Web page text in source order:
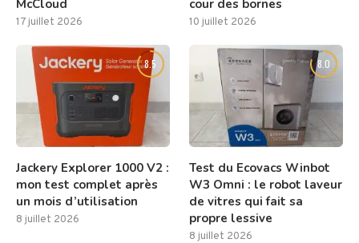
McCloud
17 juillet 2026
cour des bornes
10 juillet 2026
8.5
Jackery Explorer 1000 V2 :
mon test complet après
un mois d’utilisation
8 juillet 2026
8.0
Test du Ecovacs Winbot
W3 Omni : le robot laveur
de vitres qui fait sa
propre lessive
8 juillet 2026